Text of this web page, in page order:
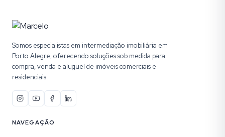
Somos especialistas em intermediação imobiliária em
Porto Alegre, oferecendo soluções sob medida para
compra, venda e aluguel de imóveis comerciais e
residenciais.
NAVEGAÇÃO